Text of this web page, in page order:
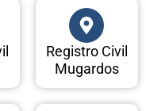
Registro Civil
Mugardos